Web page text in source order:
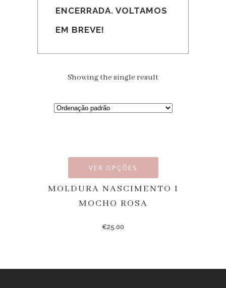
ENCERRADA. VOLTAMOS
EM BREVE!
Showing the single result
VER OPÇÕES
MOLDURA NASCIMENTO I
MOCHO ROSA
€25.00